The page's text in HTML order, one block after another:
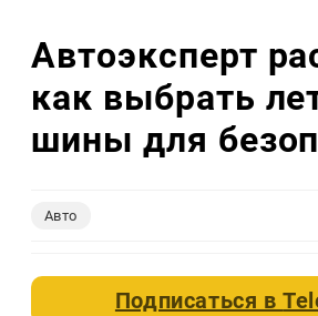
Автоэксперт
как выбрать
шины для
Авто
Подписаться в